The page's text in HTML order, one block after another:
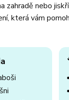
nebo
která vám